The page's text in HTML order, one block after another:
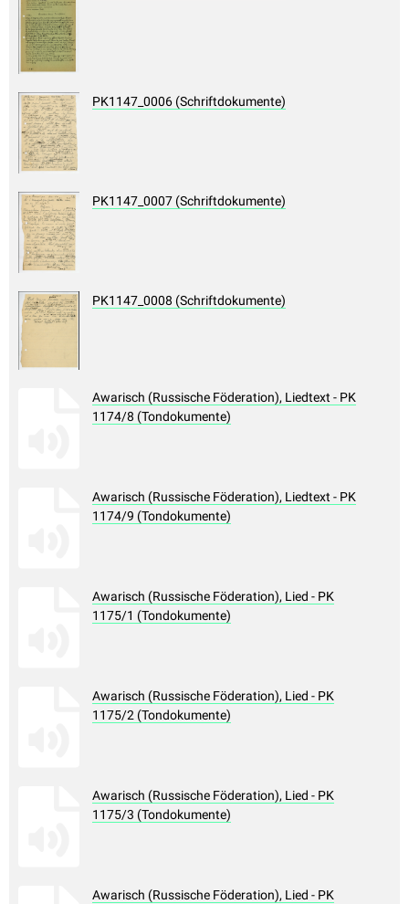
PK1147_0006 (Schriftdokumente)
PK1147_0007 (Schriftdokumente)
PK1147_0008 (Schriftdokumente)
Awarisch (Russische Föderation), Liedtext - PK
1174/8 (Tondokumente)
Awarisch (Russische Föderation), Liedtext - PK
1174/9 (Tondokumente)
Awarisch (Russische Föderation), Lied - PK
1175/1 (Tondokumente)
Awarisch (Russische Föderation), Lied - PK
1175/2 (Tondokumente)
Awarisch (Russische Föderation), Lied - PK
1175/3 (Tondokumente)
Awarisch (Russische Föderation), Lied - PK